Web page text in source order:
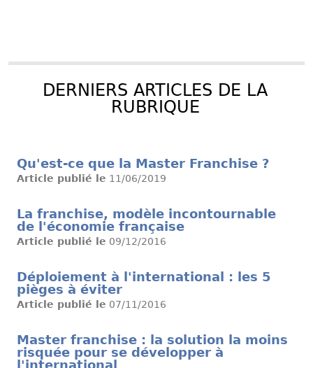
DERNIERS ARTICLES DE LA
RUBRIQUE
Qu'est-ce que la Master Franchise ?
Article publié le 11/06/2019
La franchise, modèle incontournable
de l'économie française
Article publié le 09/12/2016
Déploiement à l'international : les 5
pièges à éviter
Article publié le 07/11/2016
Master franchise : la solution la moins
risquée pour se développer à
l'international